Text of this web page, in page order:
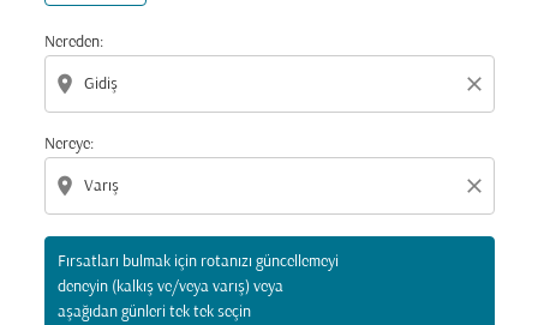
Nereden:
location_on close
Nereye:
location_on close
Fırsatları bulmak için rotanızı güncellemeyi
deneyin (kalkış ve/veya varış) veya
aşağıdan günleri tek tek seçin